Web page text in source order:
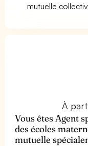
mutuelle
À
Vous êtes Agent
des écoles
mutuelle